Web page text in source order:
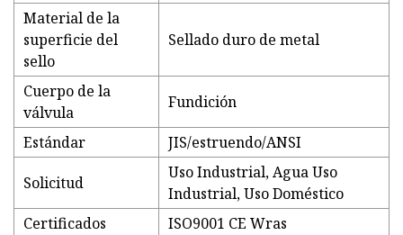
Material de la
superficie del
sello
Sellado duro de metal
Cuerpo de la
válvula
Fundición
Estándar JIS/estruendo/ANSI
Solicitud
Uso Industrial, Agua Uso
Industrial, Uso Doméstico
Certificados
ISO9001 CE Wras